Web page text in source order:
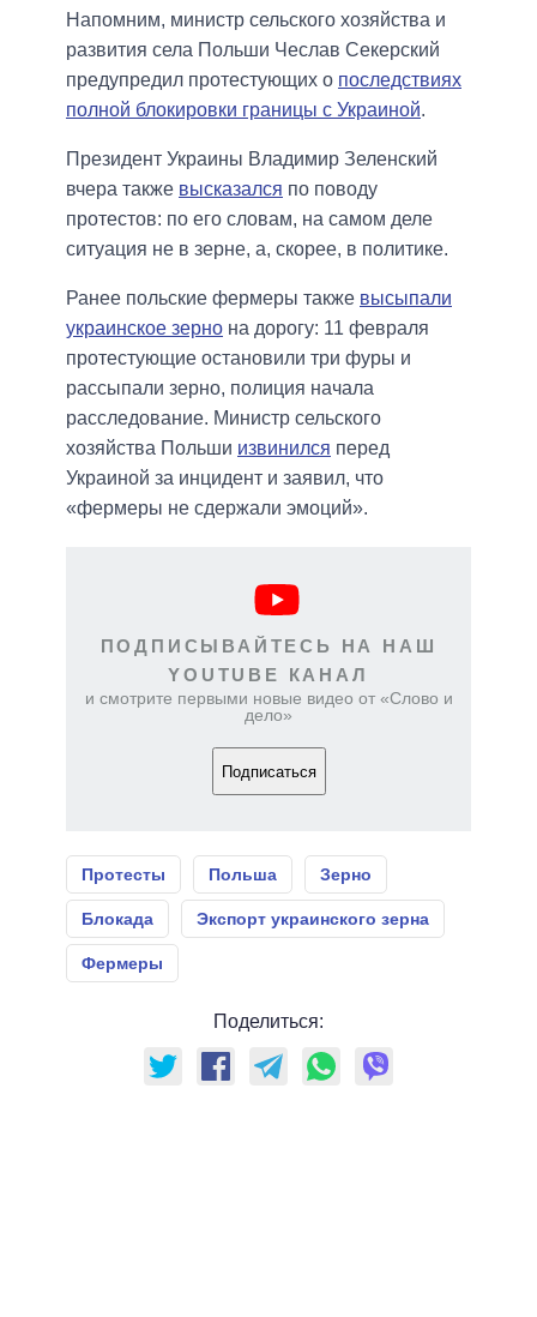
Напомним, министр сельского хозяйства и
развития села Польши Чеслав Секерский
предупредил протестующих о последствиях
полной блокировки границы с Украиной.
Президент Украины Владимир Зеленский
вчера также высказался по поводу
протестов: по его словам, на самом деле
ситуация не в зерне, а, скорее, в политике.
Ранее польские фермеры также высыпали
украинское зерно на дорогу: 11 февраля
протестующие остановили три фуры и
рассыпали зерно, полиция начала
расследование. Министр сельского
хозяйства Польши извинился перед
Украиной за инцидент и заявил, что
«фермеры не сдержали эмоций».
ПОДПИСЫВАЙТЕСЬ НА НАШ
YOUTUBE КАНАЛ
и смотрите первыми новые видео от «Слово и
дело»
Подписаться
Протесты Польша Зерно
Блокада Экспорт украинского зерна
Фермеры
Поделиться: